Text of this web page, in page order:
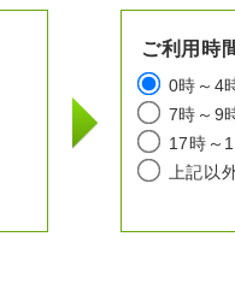
ご利用時
0時～4
7時～9
17時～
上記以